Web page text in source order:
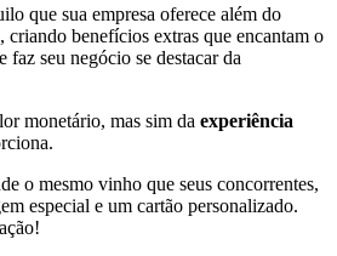
que sua empresa oferece além do
benefícios extras que encantam o
seu negócio se destacar da
monetário, mas sim da experiência
o mesmo vinho que seus concorrentes,
especial e um cartão personalizado.